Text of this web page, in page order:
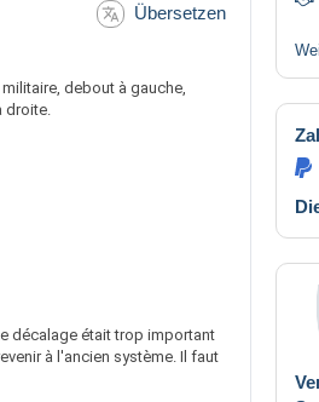
Übersetzen
debout à gauche,
droite.
décalage était trop important
à l'ancien système. Il faut